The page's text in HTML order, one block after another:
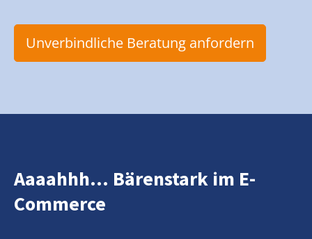
Unverbindliche Beratung anfordern
Aaaahhh... Bärenstark im E-
Commerce